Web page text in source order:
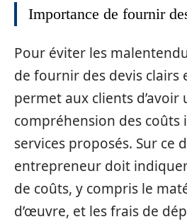
Importance de fournir
Pour éviter les
de fournir des devis clairs
permet aux clients d’avoir
compréhension des coûts
services proposés. Sur ce
entrepreneur doit
de coûts, y compris le
d’œuvre, et les frais de